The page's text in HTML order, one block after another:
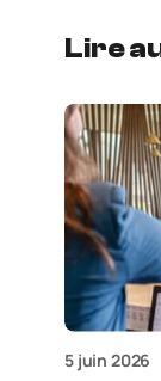
Lire
5 juin 2026